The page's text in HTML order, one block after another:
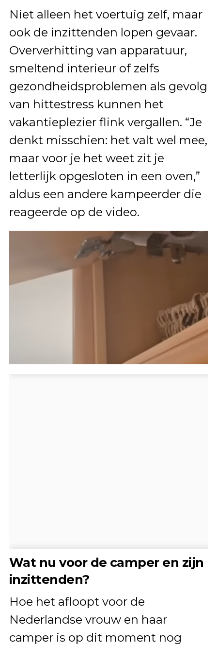
Niet alleen het voertuig zelf, maar
ook de inzittenden lopen gevaar.
Oververhitting van apparatuur,
smeltend interieur of zelfs
gezondheidsproblemen als gevolg
van hittestress kunnen het
vakantieplezier flink vergallen. “Je
denkt misschien: het valt wel mee,
maar voor je het weet zit je
letterlijk opgesloten in een oven,”
aldus een andere kampeerder die
reageerde op de video.
Wat nu voor de camper en zijn
inzittenden?
Hoe het afloopt voor de
Nederlandse vrouw en haar
camper is op dit moment nog